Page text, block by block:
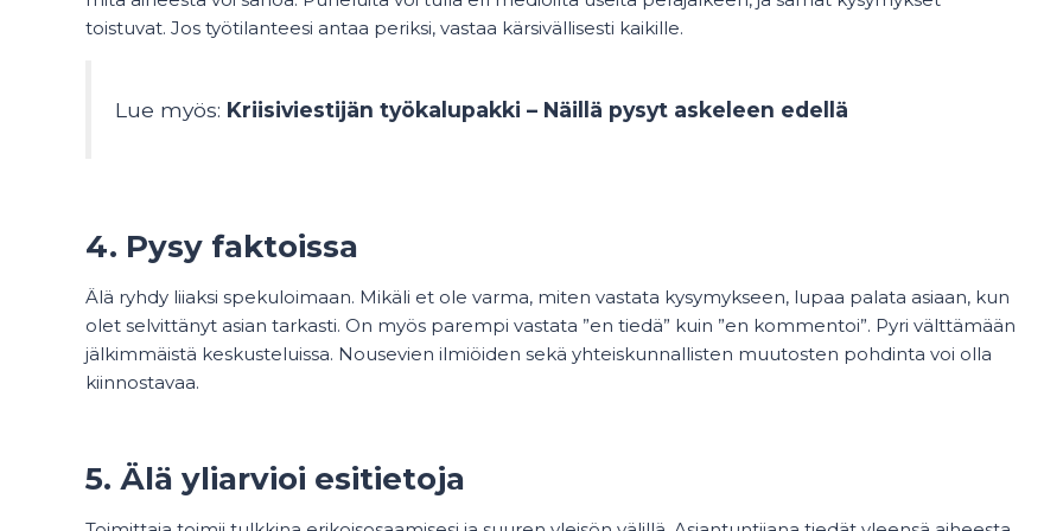
toistuvat. Jos työtilanteesi antaa periksi, vastaa kärsivällisesti kaikille.
Lue myös: Kriisiviestijän työkalupakki – Näillä pysyt askeleen edellä
4. Pysy faktoissa
Älä ryhdy liiaksi spekuloimaan. Mikäli et ole varma, miten vastata kysymykseen, lupaa palata asiaan, kun
olet selvittänyt asian tarkasti. On myös parempi vastata ”en tiedä” kuin ”en kommentoi”. Pyri välttämään
jälkimmäistä keskusteluissa. Nousevien ilmiöiden sekä yhteiskunnallisten muutosten pohdinta voi olla
kiinnostavaa.
5. Älä yliarvioi esitietoja